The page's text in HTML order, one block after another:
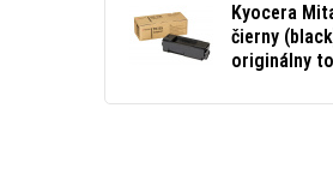
Kyocera
čierny
originálny